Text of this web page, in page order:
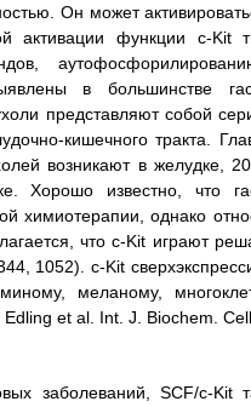
Он может
функции c-Kit
в большинстве
представляют собой
кишечного тракта.
возникают в желудке,
известно, что
химиотерапии, однако
что c-Kit играют
1052). c-Kit
меланому,
et al. Int. J. Biochem.
заболеваний, SCF/c-